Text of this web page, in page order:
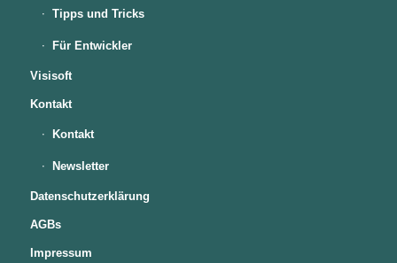
Tipps und Tricks
Für Entwickler
Visisoft
Kontakt
Kontakt
Newsletter
Datenschutzerklärung
AGBs
Impressum